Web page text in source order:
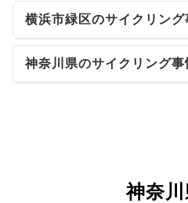
横浜市緑区のサイクリング
神奈川県のサイクリング事
神奈